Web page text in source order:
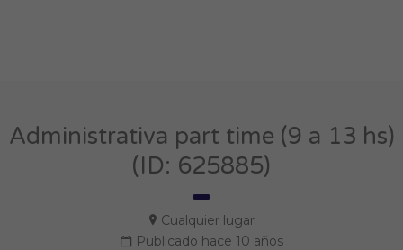
Administrativa part time (9 a 13 hs)
(ID: 625885)
Cualquier lugar
Publicado hace 10 años